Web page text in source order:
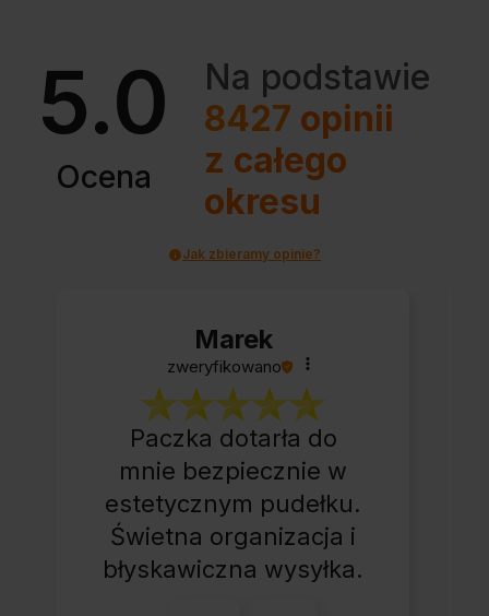
5.0
Ocena
Na podstawie
8427 opinii
z całego
okresu
Jak zbieramy opinie?
Marek
zweryfikowano
Paczka dotarła do
mnie bezpiecznie w
estetycznym pudełku.
Świetna organizacja i
błyskawiczna wysyłka.